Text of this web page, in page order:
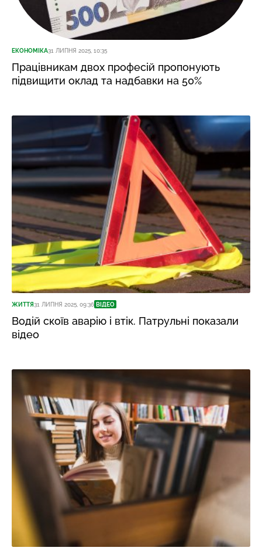
ЕКОНОМІКА31 ЛИПНЯ 2025, 10:35
Працівникам двох професій пропонують
підвищити оклад та надбавки на 50%
ЖИТТЯ31 ЛИПНЯ 2025, 09:36 ВІДЕО
Водій скоїв аварію і втік. Патрульні показали
відео